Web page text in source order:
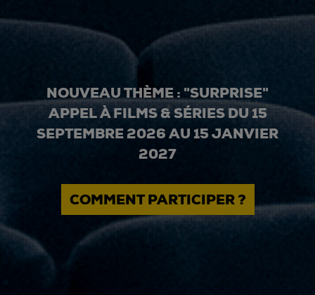
NOUVEAU THÈME : "SURPRISE"
APPEL À FILMS & SÉRIES DU 15
SEPTEMBRE 2026 AU 15 JANVIER
2027
COMMENT PARTICIPER ?